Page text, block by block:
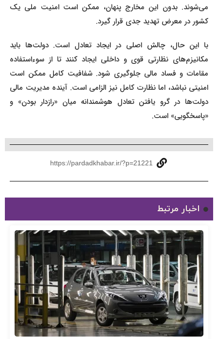
می‌شوند. بدون این مخارج پنهان، ممکن است امنیت ملی یک
کشور در معرض تهدید جدی قرار گیرد.
با این حال، چالش اصلی در ایجاد تعادل است. دولت‌ها باید
مکانیزم‌های نظارتی قوی و داخلی ایجاد کنند تا از سوءاستفاده
مقامات و فساد مالی جلوگیری شود. شفافیت کامل ممکن است
امنیتی نباشد، اما نظارت کامل نیز الزامی است. آینده مدیریت مالی
دولت‌ها در گرو یافتن تعادل هوشمندانه میان «رازدار بودن» و
«پاسخگویی» است.
https://pardadkhabar.ir/?p=21221
اخبار مرتبط